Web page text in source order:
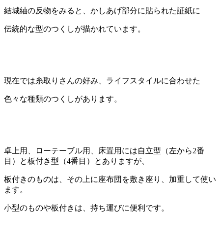
結城紬の反物をみると、かしあげ部分に貼られた証紙に
伝統的な型のつくしが描かれています。
現在では糸取りさんの好み、ライフスタイルに合わせた
色々な種類のつくしがあります。
卓上用、ローテーブル用、床置用には自立型（左から2番
目）と板付き型（4番目）とありますが、
板付きのものは、その上に座布団を敷き座り、加重して使い
ます。
小型のものや板付きは、持ち運びに便利です。